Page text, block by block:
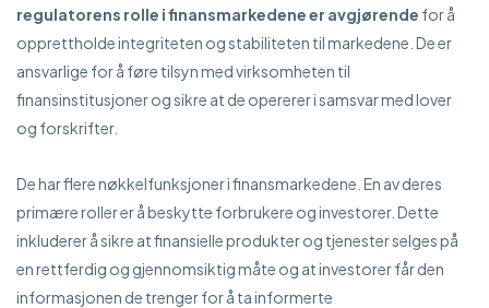
regulatorens rolle i finansmarkedene er avgjørende for å
opprettholde integriteten og stabiliteten til markedene. De er
ansvarlige for å føre tilsyn med virksomheten til
finansinstitusjoner og sikre at de opererer i samsvar med lover
og forskrifter.
De har flere nøkkelfunksjoner i finansmarkedene. En av deres
primære roller er å beskytte forbrukere og investorer. Dette
inkluderer å sikre at finansielle produkter og tjenester selges på
en rettferdig og gjennomsiktig måte og at investorer får den
informasjonen de trenger for å ta informerte